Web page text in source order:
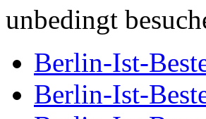
unbedingt
Berlin-Ist-
Berlin-Ist-